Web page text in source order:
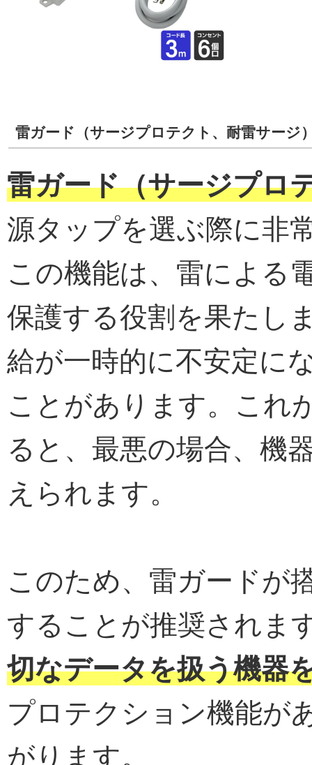
雷ガード（サージプロテクト、耐雷サージ
雷ガード（サージプロ
源タップを選ぶ際に非
この機能は、雷による
保護する役割を果たし
給が一時的に不安定に
ことがあります。これ
ると、最悪の場合、機
えられます。
このため、雷ガードが
することが推奨されま
切なデータを扱う機器
プロテクション機能が
がります。